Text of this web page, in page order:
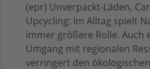
(epr) Unverpackt-Läden,
Upcycling: Im Alltag spielt
immer größere Rolle. Auch
Umgang mit regionalen
verringert den